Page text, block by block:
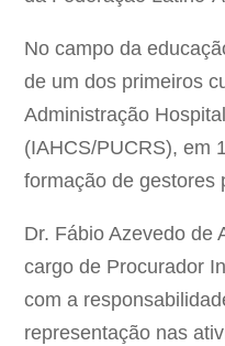
No campo da
de um dos primeiros
Administração
(IAHCS/PUCRS), em
formação de gestores
Dr. Fábio Azevedo de
cargo de Procurador
com a
representação nas